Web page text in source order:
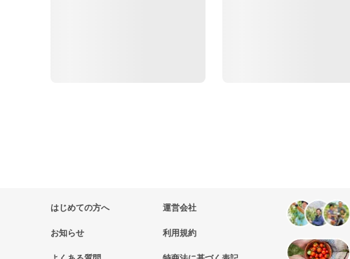
はじめての方へ
お知らせ
運営会社
利用規約